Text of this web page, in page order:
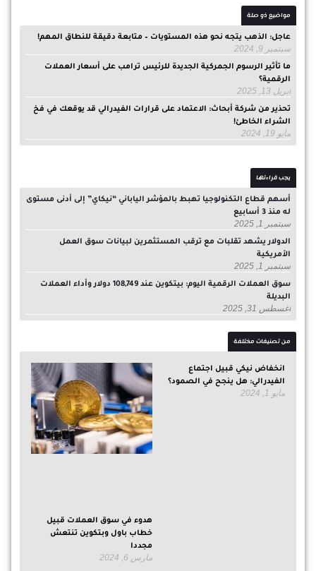
مواضيع ذو صلة
عاجل: الذهب يتجه نحو هذه المستويات – متابعة دقيقة للنطاق المهم!
سبتمبر 9, 2024
ما تأثير الرسوم الجمركية الجديدة للرئيس ترامب على أسعار العملات
الرقمية؟
أبريل 13, 2025
تحذير من شركة أبحاث: الاعتماد على قرارات الفيدرالي قد يوقعك في فخ
الشراء الخاطئ!
مايو 19, 2024
يجب قراءتها
أسهم قطاع التكنولوجيا تهبط بالمؤشر الياباني “نيكاي” إلى أدنى مستوى
له منذ 3 أسابيع
سبتمبر 1, 2025
الدولار يشهد تقلبات مع ترقب المستثمرين لبيانات سوق العمل
الأمريكية
سبتمبر 1, 2025
سوق العملات الرقمية اليوم: بيتكوين عند 108,749 دولار وأداء العملات
البديلة
أغسطس 31, 2025
من تصنيفات مختلفة
انخفاض نيكي قبيل اجتماع
الفيدرالي: هل ينجح في الصمود؟
مايو 1, 2024
هدوء في سوق العملات قبيل
خطاب باول وبتكوين تنتعش
مجددا
مارس 6, 2024